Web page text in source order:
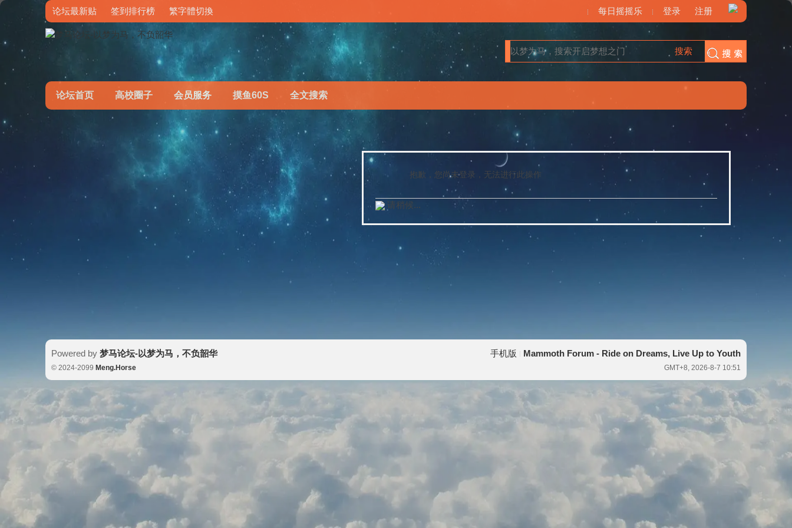
论坛最新贴 签到排行榜 繁字體切換 每日摇摇乐 登录 注册
搜索
论坛首页 高校圈子 会员服务 摸鱼60S 全文搜索
抱歉，您尚未登录，无法进行此操作
请稍候...
手机版 Mammoth Forum - Ride on Dreams, Live Up to Youth
GMT+8, 2026-8-7 10:51
Powered by 梦马论坛-以梦为马，不负韶华
© 2024-2099 Meng.Horse